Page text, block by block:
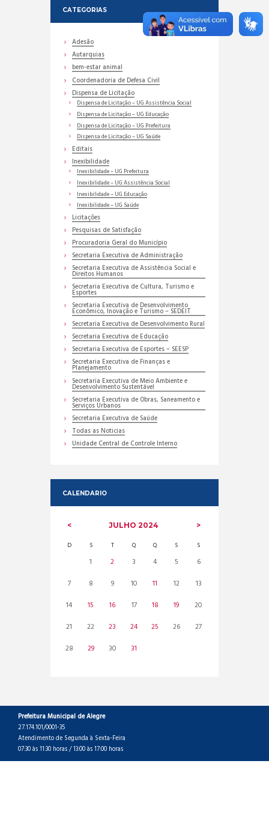
CATEGORIAS
Adesão
Autarquias
bem-estar animal
Coordenadoria de Defesa Civil
Dispensa de Licitação
Dispensa de Licitação – UG Assistência Social
Dispensa de Licitação – UG Educação
Dispensa de Licitação – UG Prefeitura
Dispensa de Licitação – UG Saúde
Editais
Inexibilidade
Inexibilidade – UG Prefeitura
Inexibilidade – UG Assistência Social
Inexibilidade – UG Educação
Inexibilidade – UG Saúde
Licitações
Pesquisas de Satisfação
Procuradoria Geral do Município
Secretaria Executiva de Administração
Secretaria Executiva de Assistência Social e
Direitos Humanos
Secretaria Executiva de Cultura, Turismo e
Esportes
Secretaria Executiva de Desenvolvimento
Econômico, Inovação e Turismo – SEDEIT
Secretaria Executiva de Desenvolvimento Rural
Secretaria Executiva de Educação
Secretaria Executiva de Esportes – SEESP
Secretaria Executiva de Finanças e
Planejamento
Secretaria Executiva de Meio Ambiente e
Desenvolvimento Sustentável
Secretaria Executiva de Obras, Saneamento e
Serviços Urbanos
Secretaria Executiva de Saúde
Todas as Noticias
Unidade Central de Controle Interno
CALENDARIO
JULHO2024
D S T Q Q S S
1 2 3 4 5
6
7
8 9 10 11 12
13
14
15 16 17 18 19
20
21
22 23 24 25 26
27
28
29 30 31
Prefeitura Municipal de Alegre
27.174.101/0001-35
Atendimento de Segunda à Sexta-Feira
07:30 às 11:30 horas / 13:00 às 17:00 horas